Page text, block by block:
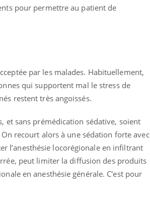
pour permettre au patient de
par les malades. Habituellement,
qui supportent mal le stress de
restent très angoissés.
et sans prémédication sédative, soient
recourt alors à une sédation forte avec
l’anesthésie locorégionale en infiltrant
peut limiter la diffusion des produits
en anesthésie générale. C'est pour